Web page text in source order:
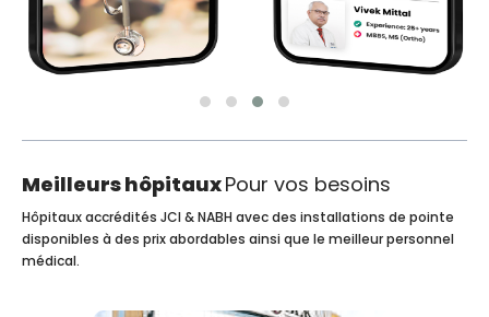
Meilleurs hôpitauxPour vos besoins
Hôpitaux accrédités JCI & NABH avec des installations de pointe
disponibles à des prix abordables ainsi que le meilleur personnel
médical.